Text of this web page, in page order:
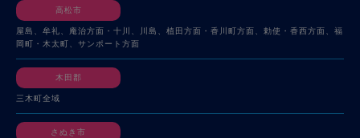
高松市
屋島、牟礼、庵治方面・十川、川島、植田方面・香川町方面、勅使・香西方面、福
岡町・木太町、サンポート方面
木田郡
三木町全域
さぬき市